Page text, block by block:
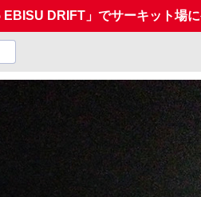
DRIFT」でサーキット場